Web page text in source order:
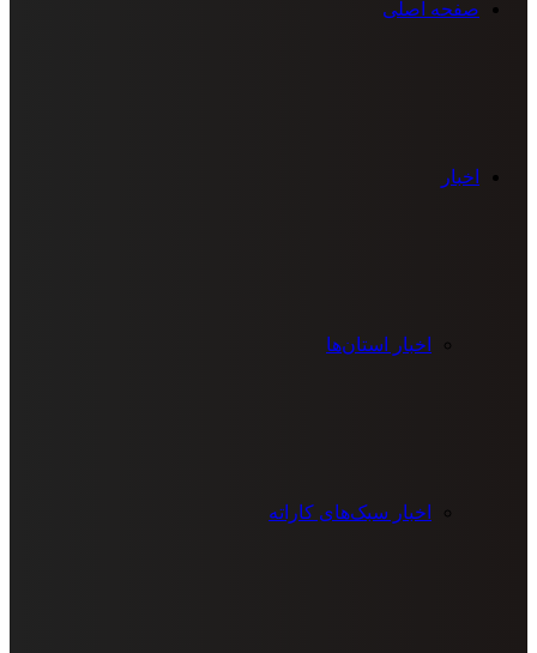
صفحه اصلی
اخبار
اخبار استان‌ها
اخبار سبک‌های کاراته